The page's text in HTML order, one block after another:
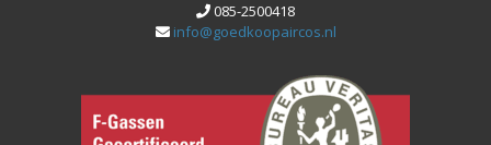
085-2500418
info@goedkoopaircos.nl